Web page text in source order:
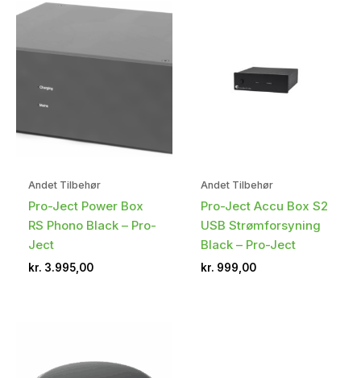
Andet Tilbehør
Pro-Ject Power Box
RS Phono Black – Pro-
Ject
kr. 3.995,00
Andet Tilbehør
Pro-Ject Accu Box S2
USB Strømforsyning
Black – Pro-Ject
kr. 999,00